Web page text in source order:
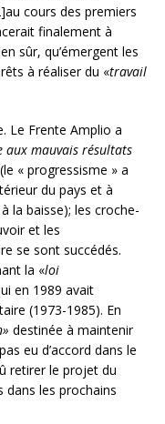
cours des premiers
finalement à
sûr, qu’émergent les
à réaliser du «travail
Le Frente Amplio a
aux mauvais résultats
(le « progressisme » a
du pays et à
la baisse); les croche-
et les
se sont succédés.
la «loi
en 1989 avait
(1973-1985). En
destinée à maintenir
eu d’accord dans le
retirer le projet du
dans les prochains